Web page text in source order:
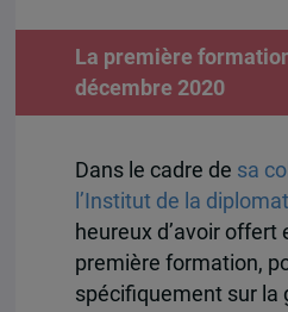
La première
décembre 2020
Dans le cadre de sa
l’Institut de la
heureux d’avoir offert
première formation,
spécifiquement sur la